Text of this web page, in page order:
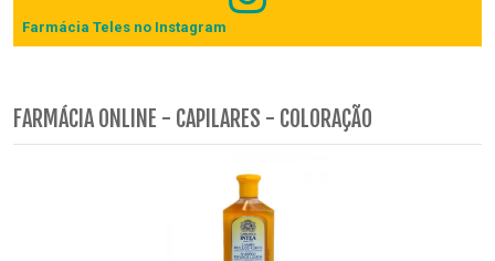
Farmácia Teles no Instagram
FARMÁCIA ONLINE - CAPILARES - COLORAÇÃO